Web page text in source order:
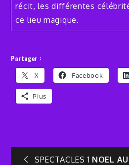
récit, les différentes
ce lieu magique.
Partager :
X Facebook
Plus
SPECTACLES 1 NOEL